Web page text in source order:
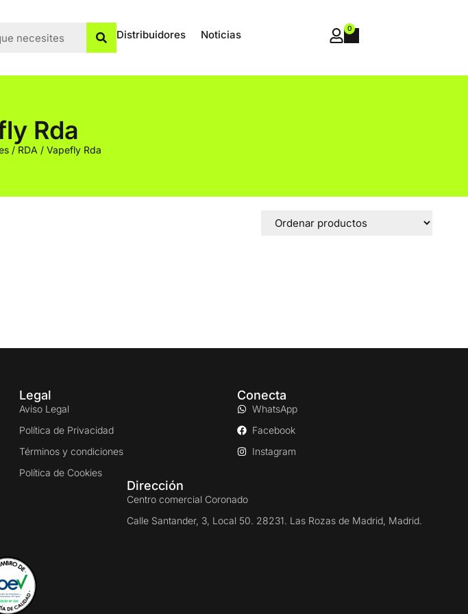
Distribuidores Noticias 0
Rda
/ RDA / Vapefly Rda
Legal
Aviso Legal
Política de Privacidad
Términos y condiciones
Política de Cookies
Conecta
WhatsApp
Facebook
Instagram
Dirección
Centro comercial Coronado
Calle Santander, 3, Local 50. 28231. Las Rozas de Madrid, Madrid.